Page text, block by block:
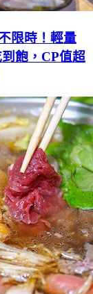
限時！輕量
飽，CP值超